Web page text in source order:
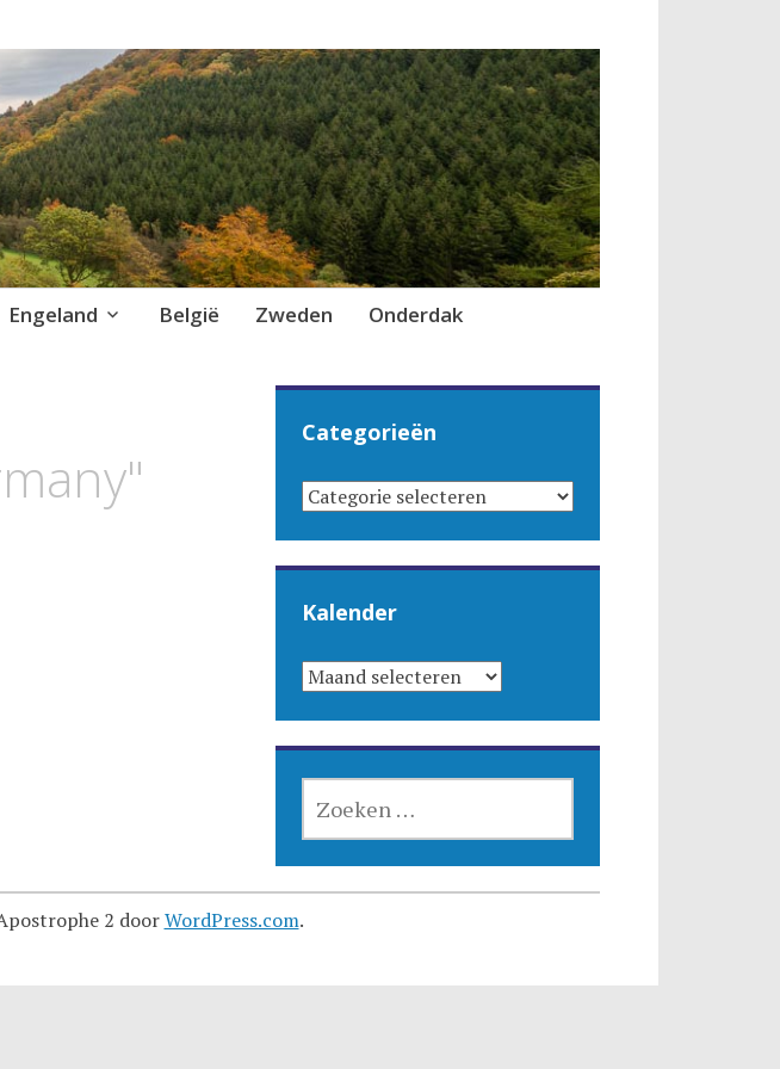
Engeland België Zweden Onderdak
Categorieën
CATEGORIEËN
Kalender
KALENDER
NAAR:
2 doorWordPress.com.